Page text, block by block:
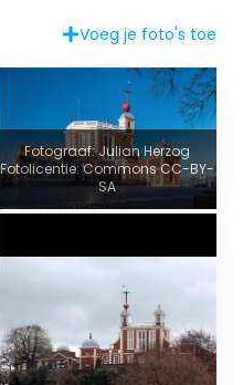
Voeg je foto's toe
Fotograaf: Julian Herzog
Fotolicentie: Commons CC-BY-
SA